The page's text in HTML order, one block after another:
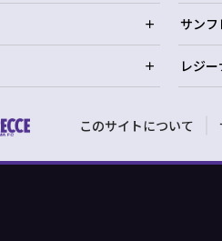
サンフ
レジー
このサイトについて